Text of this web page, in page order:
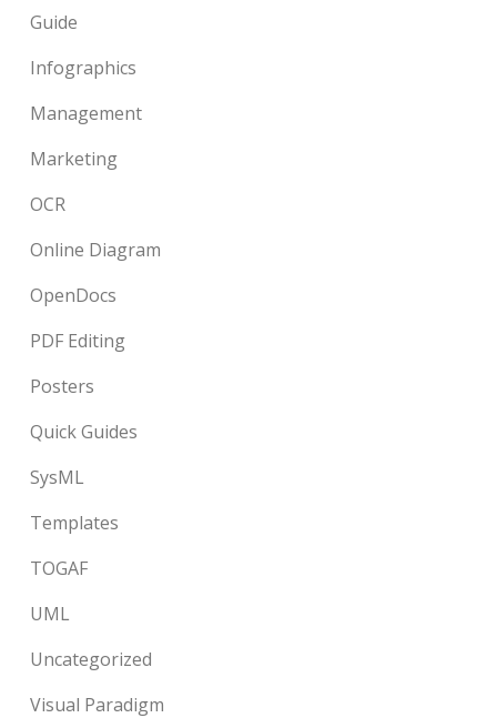
Guide
Infographics
Management
Marketing
OCR
Online Diagram
OpenDocs
PDF Editing
Posters
Quick Guides
SysML
Templates
TOGAF
UML
Uncategorized
Visual Paradigm